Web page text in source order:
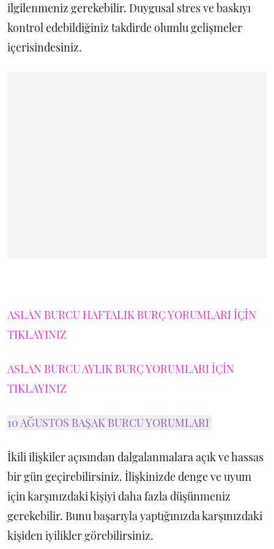
ilgilenmeniz gerekebilir. Duygusal stres ve baskıyı
kontrol edebildiğiniz takdirde olumlu gelişmeler
içerisindesiniz.
ASLAN BURCU HAFTALIK BURÇ YORUMLARI İÇİN
TIKLAYINIZ
ASLAN BURCU AYLIK BURÇ YORUMLARI İÇİN
TIKLAYINIZ
10 AĞUSTOS BAŞAK BURCU YORUMLARI
İkili ilişkiler açısından dalgalanmalara açık ve hassas
bir gün geçirebilirsiniz. İlişkinizde denge ve uyum
için karşınızdaki kişiyi daha fazla düşünmeniz
gerekebilir. Bunu başarıyla yaptığınızda karşınızdaki
kişiden iyilikler görebilirsiniz.